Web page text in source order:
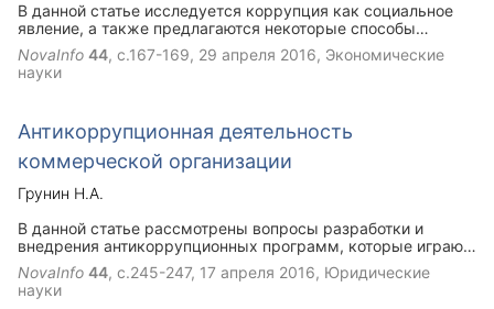
В данной статье исследуется коррупция как социальное
явление, а также предлагаются некоторые способы
борьбы с ней в современном мире. Выявлены актуальные
проблемы и предложены пути их решения. Рассмотрен ФЗ
№273 "О противодействии коррупции".Всероссийский
стране вызывают у россиян наибольшую тревогу, в число
которых входит и коррупция.
NovaInfo 44, с.167-169, 29 апреля 2016, Экономические
науки
Антикоррупционная деятельность
коммерческой организации
Грунин Н.А.
В данной статье рассмотрены вопросы разработки и
внедрения антикоррупционных программ, которые играют
все большую роль в деятельности российских компаний.
Статья описывает антикоррупционное законодательство
России, а также шаги предпринимаемые российскими
NovaInfo 44, с.245-247, 17 апреля 2016, Юридические
науки